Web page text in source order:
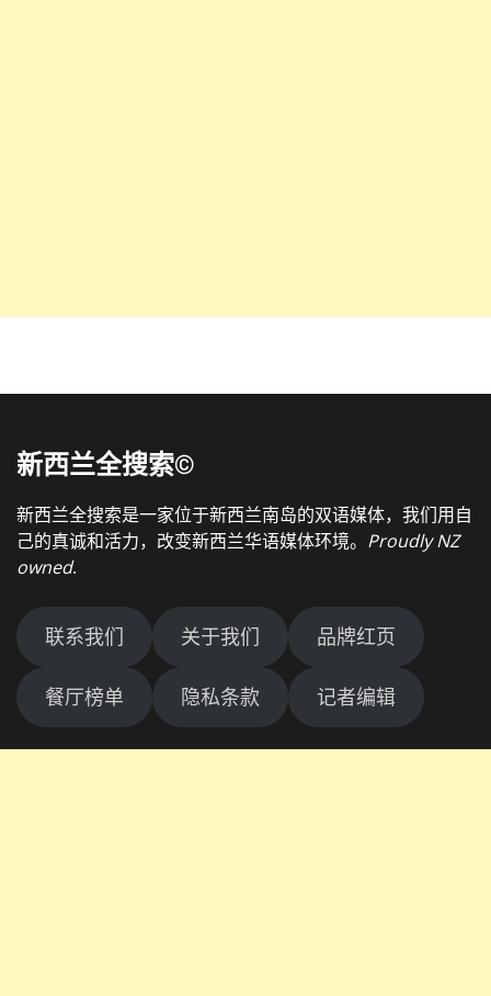
新西兰全搜索©
新西兰全搜索是一家位于新西兰南岛的双语媒体，我们用自
己的真诚和活力，改变新西兰华语媒体环境。 Proudly NZ
owned.
联系我们 关于我们 品牌红页
餐厅榜单 隐私条款 记者编辑